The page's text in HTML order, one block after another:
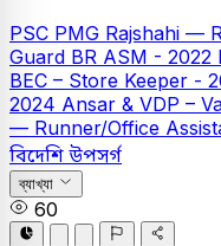
PSC PMG Rajshahi —
Guard BR ASM - 2022
BEC – Store Keeper -
2024 Ansar & VDP –
— Runner/Office
বিদেশি উপসর্গ
ব্যাখ্যা
60